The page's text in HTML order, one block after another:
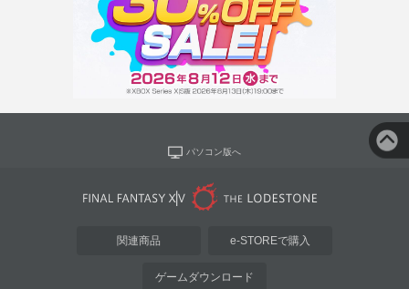
パソコン版へ
関連商品 e-STOREで購入
ゲームダウンロード